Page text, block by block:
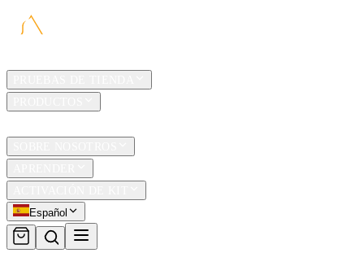
Español